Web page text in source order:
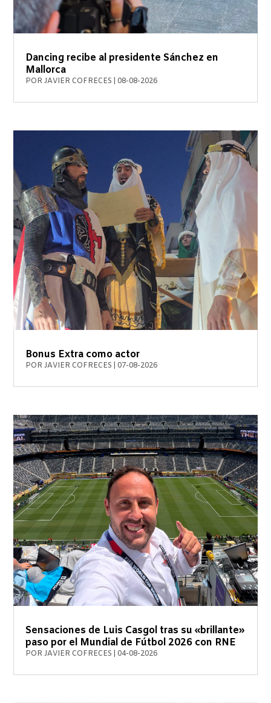
Dancing recibe al presidente Sánchez en
Mallorca
PORJAVIER COFRECES 08-08-2026
Bonus Extra como actor
PORJAVIER COFRECES 07-08-2026
Sensaciones de Luis Casgol tras su «brillante»
paso por el Mundial de Fútbol 2026 con RNE
PORJAVIER COFRECES 04-08-2026